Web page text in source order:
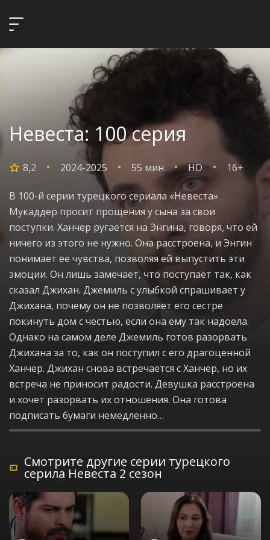
Невеста: 100 серия
8,2 2024-2025 55 мин HD 16+
В 100-й серии турецкого сериала «Невеста»
Мукаддер просит прощения у сына за свои
поступки. Ханчер ругается на Энгина, говоря, что ей
ничего из этого не нужно. Она расстроена, и Энгин
понимает ее чувства, позволяя ей выпустить эти
эмоции. Он лишь замечает, что поступает так, как
сказал Джихан. Джемиль с улыбкой спрашивает у
Джихана, почему он не позволяет его сестре
покинуть дом с честью, если она ему так надоела.
Однако на самом деле Джемиль готов разорвать
Джихана за то, как он поступил с его драгоценной
Ханчер. Джихан снова встречается с Ханчер, но их
встреча не приносит радости. Девушка расстроена
и хочет разорвать их отношения. Она готова
подписать бумаги немедленно…
Смотрите другие серии турецкого
серила Невеста 2 сезон